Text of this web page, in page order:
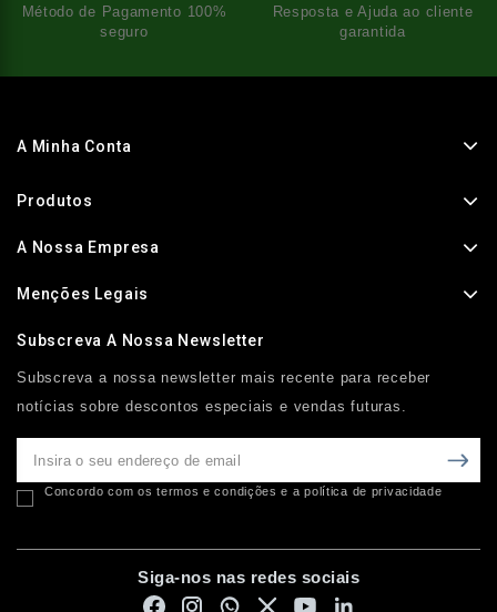
Método de Pagamento 100%
seguro
Resposta e Ajuda ao cliente
garantida
A Minha Conta
Produtos
A Nossa Empresa
Menções Legais
Subscreva A Nossa Newsletter
Subscreva a nossa newsletter mais recente para receber
notícias sobre descontos especiais e vendas futuras.
Concordo com os termos e condições e a política de privacidade
Siga-nos nas redes sociais